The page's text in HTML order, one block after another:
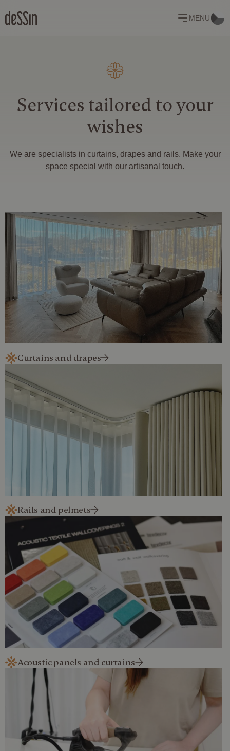
MENU
Services tailored to your
wishes
We are specialists in curtains, drapes and rails. Make your
space special with our artisanal touch.
Curtains and drapes
Rails and pelmets
Acoustic panels and curtains